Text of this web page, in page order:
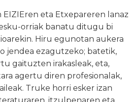
eta Etxepareren lanaz
orriak banatu ditugu bi
Hiru egunotan aukera
jendea ezagutzeko; batetik,
gaituzten irakasleak, eta,
agertu diren profesionalak,
Truke horri esker izan